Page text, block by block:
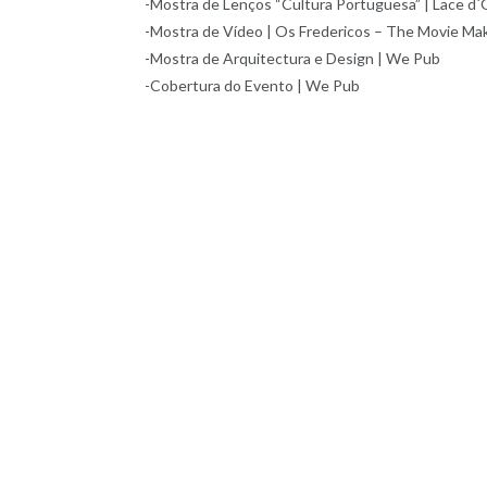
-Mostra de Vídeo | Os Fredericos – The Movie
-Mostra de Arquitectura e Design | We Pub
-Cobertura do Evento | We Pub